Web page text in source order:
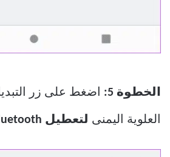
الخطوة 5: اضغط على زر
العلوية اليمنى لتعطيل Bluetooth.